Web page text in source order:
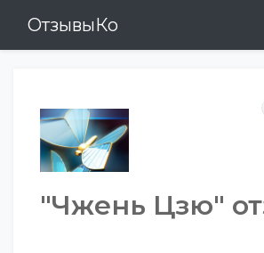
ОтзывыКо
"Чжень Цзю"